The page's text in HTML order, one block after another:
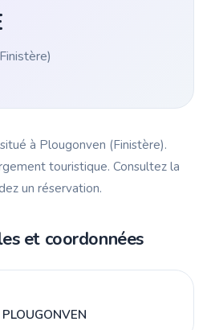
à Plougonven (Finistère).
touristique. Consultez la
un réservation.
et coordonnées